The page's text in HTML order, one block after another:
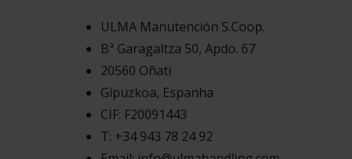
ULMA Manutención S.Coop.
Bª Garagaltza 50, Apdo. 67
20560 Oñati
Gipuzkoa, Espanha
CIF: F20091443
T: +34 943 78 24 92